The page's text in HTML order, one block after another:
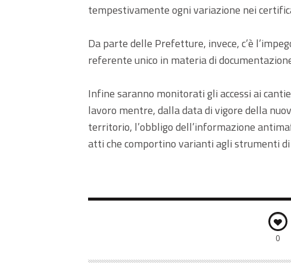
tempestivamente ogni variazione nei
Da parte delle Prefetture, invece, c’è
referente unico in materia di
Infine saranno monitorati gli accessi ai
lavoro mentre, dalla data di vigore della
territorio, l’obbligo dell’informazione
atti che comportino varianti agli strumenti
0